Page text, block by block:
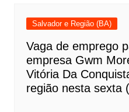
Salvador e Região (BA)
Vaga de emprego
empresa Gwm
Vitória Da
região nesta sexta